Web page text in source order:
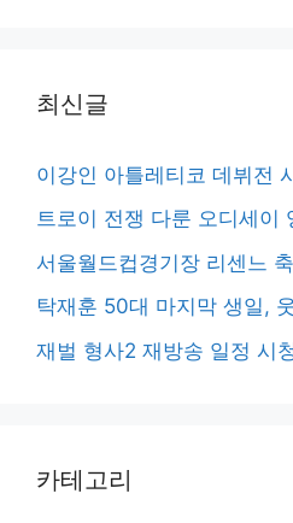
최신글
이강인 아틀레티코 데뷔전
트로이 전쟁 다룬 오디세이
서울월드컵경기장 리센느
탁재훈 50대 마지막 생일,
재벌 형사2 재방송 일정 시
카테고리